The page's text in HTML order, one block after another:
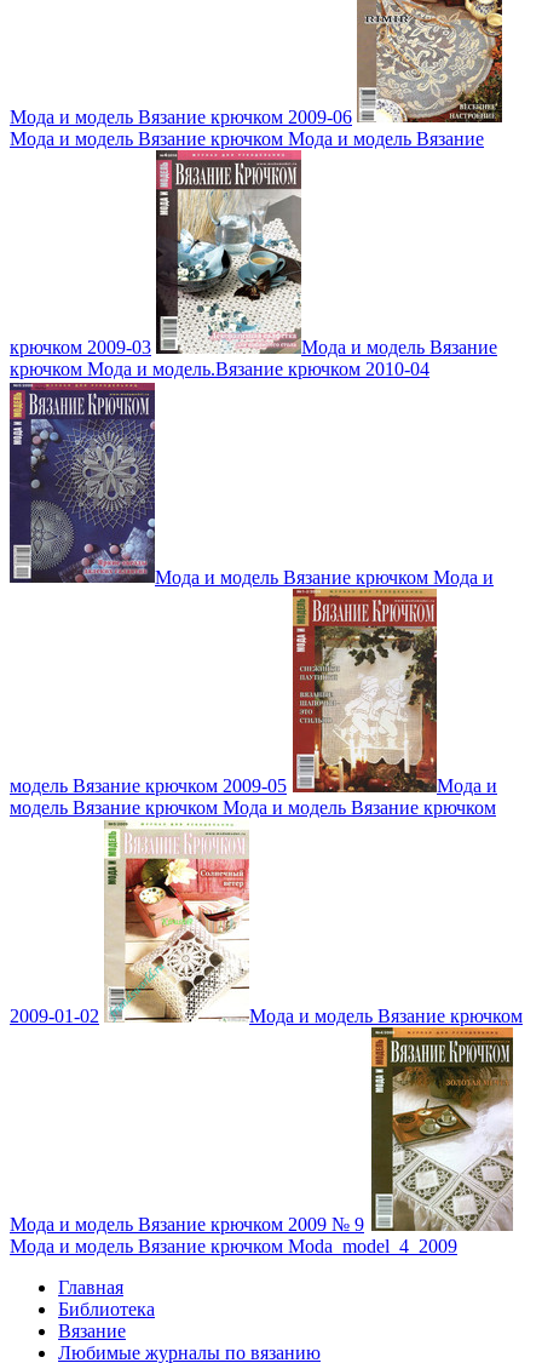
Мода и модель Вязание крючком 2009-06
Мода и модель Вязание крючком Мода и модель Вязание
крючком 2009-03
Мода и модель Вязание
крючком Мода и модель.Вязание крючком 2010-04
Мода и модель Вязание крючком Мода и
модель Вязание крючком 2009-05
Мода и
модель Вязание крючком Мода и модель Вязание крючком
2009-01-02 Мода и модель Вязание крючком
Мода и модель Вязание крючком 2009 № 9
Мода и модель Вязание крючком Moda_model_4_2009
Главная
Библиотека
Вязание
Любимые журналы по вязанию